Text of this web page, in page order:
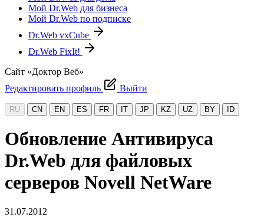
Мой Dr.Web для бизнеса
Мой Dr.Web по подписке
Dr.Web vxCube
Dr.Web FixIt!
Сайт «Доктор Веб»
Редактировать профиль
Выйти
RU CN EN ES FR IT JP KZ UZ BY ID
Обновление Антивируса
Dr.Web для файловых
серверов Novell NetWare
31.07.2012